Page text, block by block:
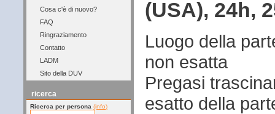
Cosa c'è di nuovo?
FAQ
Ringraziamento
Contatto
LADM
Sito della DUV
ricerca
Ricerca per persona (info)
(USA), 24h,
Luogo della
non esatta
Pregasi
esatto della